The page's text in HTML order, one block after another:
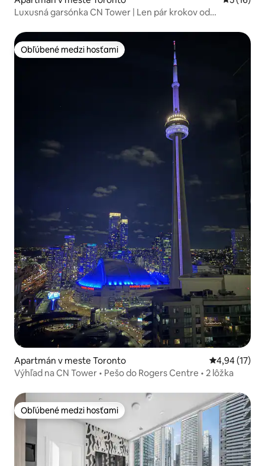
Luxusná garsónka CN Tower | Len pár krokov od
Obľúbené medzi hosťami
Obľúbené medzi hosťami
Apartmán v meste Toronto Priemerné
4,94 (17)
Výhľad na CN Tower • Pešo do Rogers Centre • 2 lôžka
Obľúbené medzi hosťami
Obľúbené medzi hosťami